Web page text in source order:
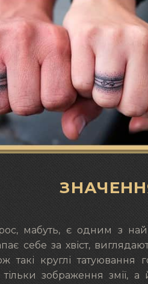
мабуть, є одним з
себе за хвіст,
такі круглі татуювання
зображення змії,